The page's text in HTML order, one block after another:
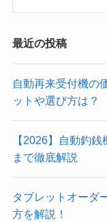
最近の投稿
自動再来受付機の
ットや選び方は？
【2026】自動釣
まで徹底解説
タブレットオーダ
方を解説！